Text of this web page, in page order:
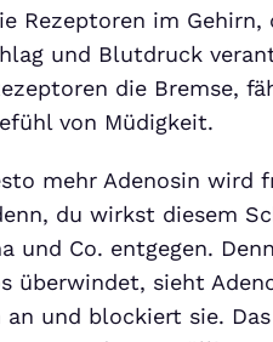
Rezeptoren im Gehirn,
und Blutdruck
die Bremse,
von Müdigkeit.
mehr Adenosin wird
du wirkst diesem
und Co. entgegen.
überwindet, sieht
an und blockiert sie.